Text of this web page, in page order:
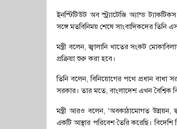
ইনস্টিটিউট অব স্ট্র্যাটেজি অ্যান্ড
সঙ্গে মতবিনিময় শেষে সাংবাদিকদের তিনি
মন্ত্রী বলেন, জ্বালানি খাতের সংকট
প্রক্রিয়া শুরু করা হবে।
তিনি বলেন, বিনিয়োগের পথে প্রধান বাধা
সরকার। তার মতে, বাংলাদেশ এখন বৈশ্বিক
মন্ত্রী আরও বলেন, ‘অবকাঠামোগত উন্নয়ন,
একটি আস্থার পরিবেশ তৈরি করেছি।